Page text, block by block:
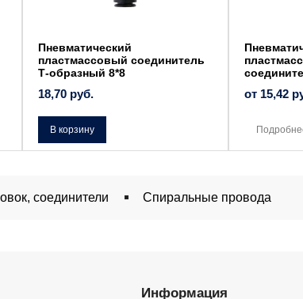
Пневматический
пластмассовый соединитель
Т-образный 8*8
18,70 руб.
В корзину
от 15,42
соединители Спиральные провода
Информация